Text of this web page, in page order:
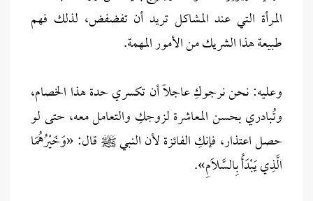
المرأة التي عند المشاكل تريد أن تفضفض، لذلك فهم
طبيعة هذا الشريك من الأمور المهمة.
وعليه: نحن نرجوكِ عاجلًا أن تكسري حدة هذا الخصام،
وتُبادري بحسن المعاشرة لزوجكِ والتعامل معه، حتى لو
حصل اعتذار، فإنكِ الفائزة لأن النبي ﷺ قال: «وَخَيْرُهُمَا
الَّذِي يَبْدَأُ بِالسَّلَامِ».